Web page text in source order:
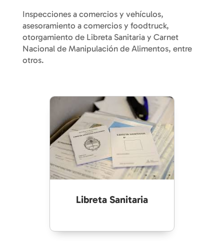
Inspecciones a comercios y vehículos,
asesoramiento a comercios y foodtruck,
otorgamiento de Libreta Sanitaria y Carnet
Nacional de Manipulación de Alimentos, entre
otros.
Libreta Sanitaria